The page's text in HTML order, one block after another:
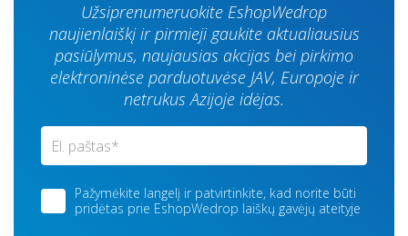
Užsiprenumeruokite EshopWedrop
naujienlaiškį ir pirmieji gaukite aktualiausius
pasiūlymus, naujausias akcijas bei pirkimo
elektroninėse parduotuvėse JAV, Europoje ir
netrukus Azijoje idėjas.
Pažymėkite langelį ir patvirtinkite, kad norite būti
pridėtas prie EshopWedrop laiškų gavėjų ateityje